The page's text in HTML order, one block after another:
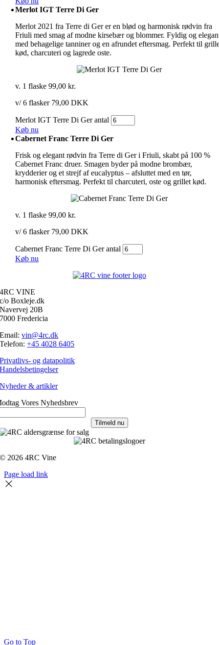
Merlot IGT Terre Di Ger
Merlot 2021 fra Terre di Ger er en blød og harmonisk rødvin fra
Friuli med smag af modne kirsebær og blommer. Fyldig og
med behagelige tanniner og en afrundet eftersmag. Perfekt til
kød, charcuteri og lagrede oste.
v. 1 flaske99,00kr.
v/ 6 flasker 79,00 DKK
Merlot IGT Terre Di Ger antal
Køb nu
Cabernet Franc Terre Di Ger
Frisk og elegant rødvin fra Terre di Ger i Friuli, skabt på 100 %
Cabernet Franc druer. Smagen byder på modne brombær,
krydderier og et strejf af eucalyptus – afsluttet med en tør,
harmonisk eftersmag. Perfekt til charcuteri, oste og grillet kød.
v. 1 flaske99,00kr.
v/ 6 flasker 79,00 DKK
Cabernet Franc Terre Di Ger antal
Køb nu
4RC VINE
c/o Boxleje.dk
Navervej 20B
7000 Fredericia
Email:vin@4rc.dk
Telefon:+45 4028 6405
Privatlivs- og datapolitik
Handelsbetingelser
Nyheder & artikler
Vores Nyhedsbrev
Tilmeld nu
© 2026 4RC Vine
Page load link
Go to Top